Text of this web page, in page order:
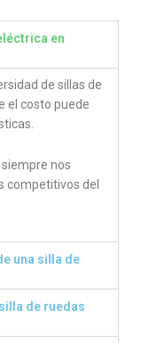
en
de sillas de
el costo puede
nos
competitivos del
una silla de
de ruedas